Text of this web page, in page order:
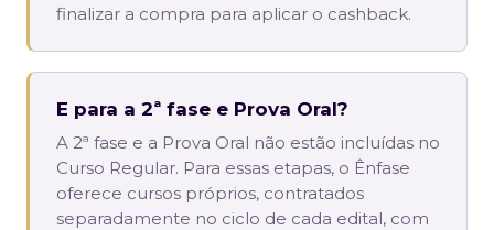
finalizar a compra para aplicar o cashback.
E para a 2ª fase e Prova Oral?
A 2ª fase e a Prova Oral não estão incluídas no
Curso Regular. Para essas etapas, o Ênfase
oferece cursos próprios, contratados
separadamente no ciclo de cada edital, com